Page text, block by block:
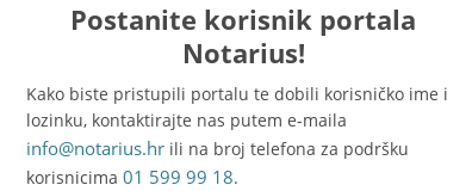
Postanite korisnik portala
Notarius!
Kako biste pristupili portalu te dobili korisničko ime i
lozinku, kontaktirajte nas putem e-maila
info@notarius.hrili na broj telefona za podršku
korisnicima 01 599 99 18.